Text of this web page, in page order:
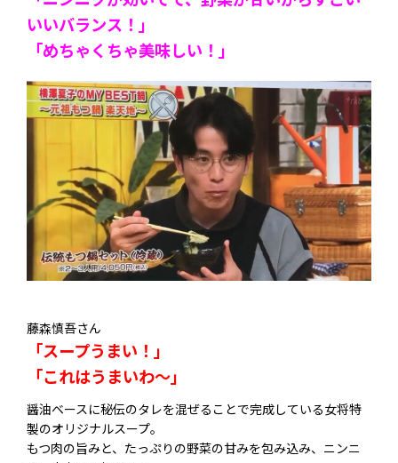
いいバランス！」
「めちゃくちゃ美味しい！」
藤森慎吾さん
「スープうまい！」
「これはうまいわ～」
醤油ベースに秘伝のタレを混ぜることで完成している女将特
製のオリジナルスープ。
もつ肉の旨みと、たっぷりの野菜の甘みを包み込み、ニンニ